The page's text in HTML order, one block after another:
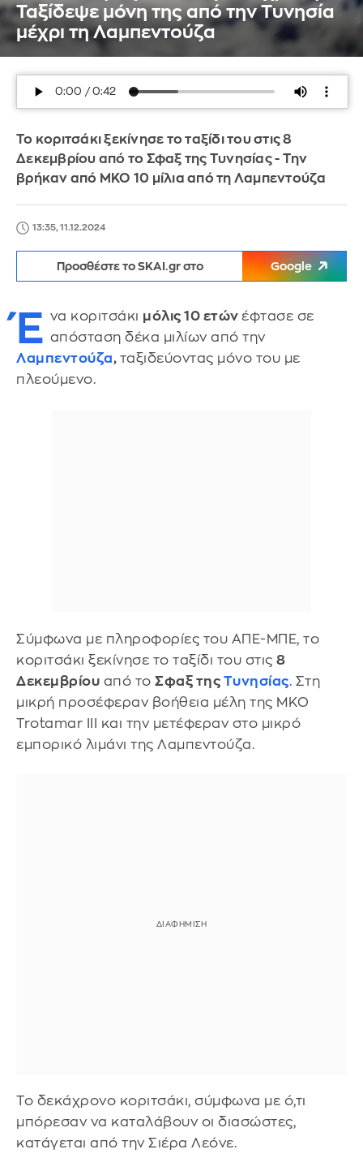
Ταξίδεψε μόνη της από την Τυνησία
μέχρι τη Λαμπεντούζα
Το κοριτσάκι ξεκίνησε το ταξίδι του στις 8
Δεκεμβρίου από το Σφαξ της Τυνησίας - Την
βρήκαν από ΜΚΟ 10 μίλια από τη Λαμπεντούζα
13:35, 11.12.2024
Προσθέστε το SKAI.gr στο Google
Έ να κοριτσάκι μόλις 10 ετών έφτασε σε
απόσταση δέκα μιλίων από την
Λαμπεντούζα, ταξιδεύοντας μόνο του με
πλεούμενο.
Σύμφωνα με πληροφορίες του ΑΠΕ-ΜΠΕ, το
κοριτσάκι ξεκίνησε το ταξίδι του στις 8
Δεκεμβρίου από το Σφαξ της Τυνησίας. Στη
μικρή προσέφεραν βοήθεια μέλη της ΜΚΟ
Trotamar III και την μετέφεραν στο μικρό
εμπορικό λιμάνι της Λαμπεντούζα.
Το δεκάχρονο κοριτσάκι, σύμφωνα με ό,τι
μπόρεσαν να καταλάβουν οι διασώστες,
κατάγεται από την Σιέρα Λεόνε.